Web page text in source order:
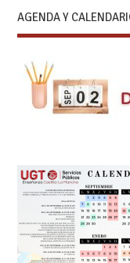
AGENDA Y